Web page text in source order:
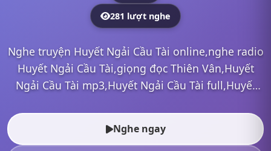
281 lượt nghe
Nghe truyện Huyết Ngải Cầu Tài online,nghe radio
Huyết Ngải Cầu Tài,giọng đọc Thiên Vân,Huyết
Ngải Cầu Tài mp3,Huyết Ngải Cầu Tài full,Huyết
Nghe ngay